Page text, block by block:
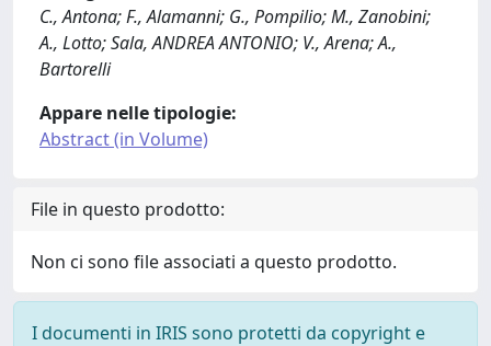
C., Antona; F., Alamanni; G., Pompilio; M., Zanobini;
A., Lotto; Sala, ANDREA ANTONIO; V., Arena; A.,
Bartorelli
Appare nelle tipologie:
Abstract (in Volume)
File in questo prodotto:
Non ci sono file associati a questo prodotto.
I documenti in IRIS sono protetti da copyright e